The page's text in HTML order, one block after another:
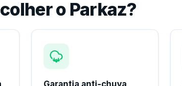
o Parkaz?
Garantia anti-chuva